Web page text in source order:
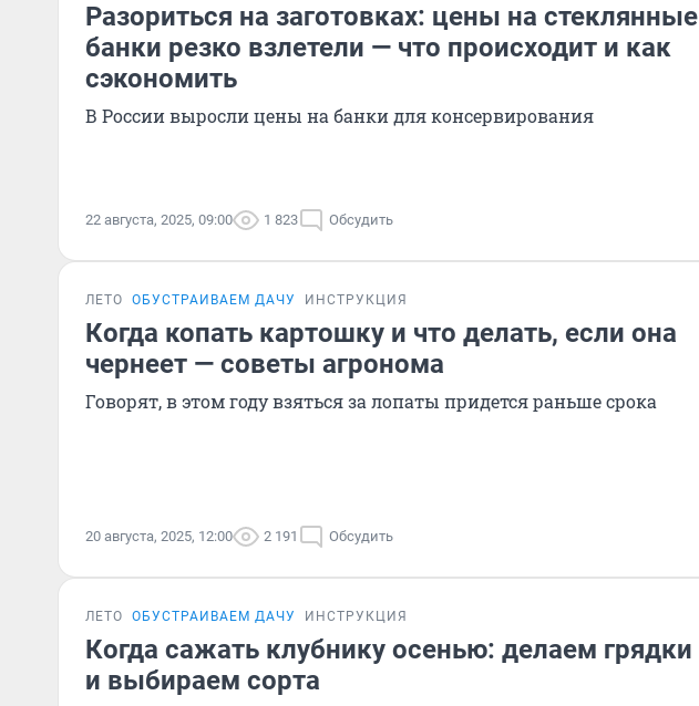
Разориться на заготовках: цены на стеклянные
банки резко взлетели — что происходит и как
сэкономить
В России выросли цены на банки для консервирования
22 августа, 2025, 09:00 1 823 Обсудить
ЛЕТО ОБУСТРАИВАЕМ ДАЧУ ИНСТРУКЦИЯ
Когда копать картошку и что делать, если она
чернеет — советы агронома
Говорят, в этом году взяться за лопаты придется раньше срока
20 августа, 2025, 12:00 2 191 Обсудить
ЛЕТО ОБУСТРАИВАЕМ ДАЧУ ИНСТРУКЦИЯ
Когда сажать клубнику осенью: делаем грядки
и выбираем сорта